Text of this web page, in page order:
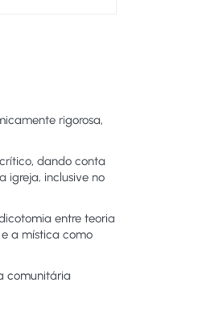
rigorosa,
dando conta
igreja, inclusive no
entre teoria
a mística como
comunitária